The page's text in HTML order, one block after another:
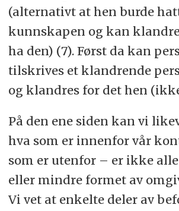
(alternativt at hen burde
kunnskapen og kan
ha den) (7). Først da kan
tilskrives et klandrende
og klandres for det hen
På den ene siden kan vi
hva som er innenfor vår
som er utenfor – er ikke
eller mindre formet av
Vi vet at enkelte deler av